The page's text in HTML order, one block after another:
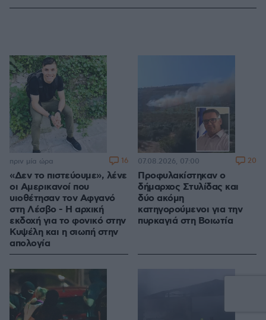
«Δεν το πιστεύουμε», λένε
οι Αμερικανοί που
υιοθέτησαν τον Αφγανό
στη Λέσβο - Η αρχική
εκδοχή για το φονικό στην
Κυψέλη και η σιωπή στην
απολογία
πριν μία ώρα 16
Προφυλακίστηκαν ο
δήμαρχος Στυλίδας και
δύο ακόμη
κατηγορούμενοι για την
πυρκαγιά στη Βοιωτία
07.08.2026, 07:00 20